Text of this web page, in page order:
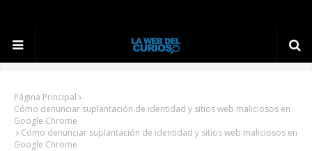
Página Principal
Cómo denunciar suplantación de identidad y sitios web maliciosos en
Google Chrome
Cómo denunciar suplantación de identidad y sitios web maliciosos en
Google Chrome